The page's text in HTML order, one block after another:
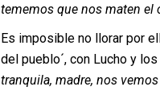
tememos que nos maten el
Es imposible no llorar por
del pueblo´, con Lucho y
tranquila, madre, nos